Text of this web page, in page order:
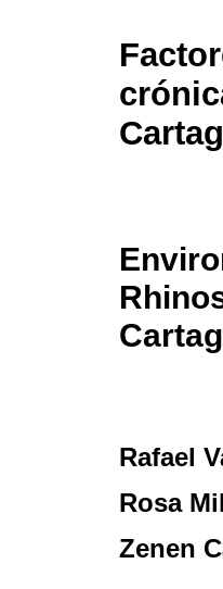
Rafael
Rosa
Zenen